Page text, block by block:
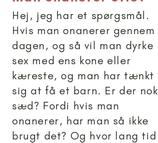
Hej, jeg har et spørgsmål.
Hvis man onanerer gennem
dagen, og så vil man dyrke
sex med ens kone eller
kæreste, og man har tænkt
sig at få et barn. Er der nok
sæd? Fordi hvis man
onanerer, har man så ikke
brugt det? Og hvor lang tid